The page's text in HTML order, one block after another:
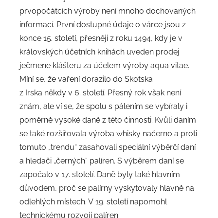
prvopočátcích výroby není mnoho dochovaných
informací. První dostupné údaje o várce jsou z
konce 15. století, přesněji z roku 1494, kdy je v
královských účetních knihách uveden prodej
ječmene klášteru za účelem výroby aqua vitae.
Míní se, že vaření dorazilo do Skotska
z Irska někdy v 6. století. Přesný rok však není
znám, ale ví se, že spolu s pálením se vybíraly i
poměrně vysoké daně z této činnosti. Kvůli daním
se také rozšiřovala výroba whisky načerno a proti
tomuto „trendu“ zasahovali speciální výběrčí daní
a hledači „černých“ palíren. S výběrem daní se
započalo v 17. století. Daně byly také hlavním
důvodem, proč se palírny vyskytovaly hlavně na
odlehlých místech. V 19. století napomohl
technickému rozvoji palíren